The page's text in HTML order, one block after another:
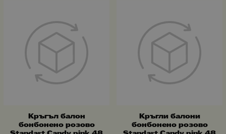
Кръгъл балон
бонбонено розово
Кръгли балони
бонбонено розово